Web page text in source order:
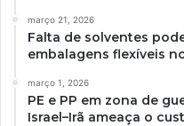
março 21, 2026
Falta de solventes
embalagens flexíveis
março 1, 2026
PE e PP em zona de
Israel–Irã ameaça o